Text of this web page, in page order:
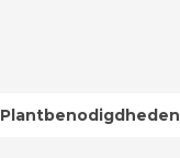
Plantbenodigdheden